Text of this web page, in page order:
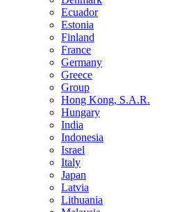
Ecuador
Estonia
Finland
France
Germany
Greece
Group
Hong Kong, S.A.R.
Hungary
India
Indonesia
Israel
Italy
Japan
Latvia
Lithuania